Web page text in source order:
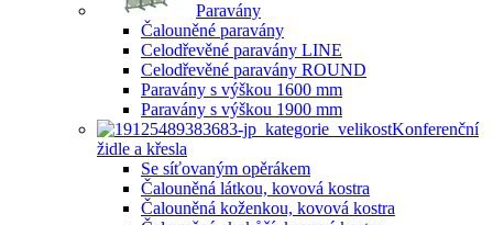
Paravány
Čalouněné paravány
Celodřevěné paravány LINE
Celodřevěné paravány ROUND
Paravány s výškou 1600 mm
Paravány s výškou 1900 mm
Konferenční
židle a křesla
Se síťovaným opěrákem
Čalouněná látkou, kovová kostra
Čalouněná koženkou, kovová kostra